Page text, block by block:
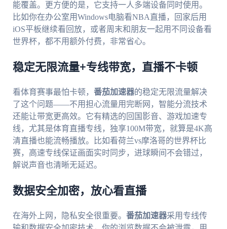
能覆盖。更方便的是，它支持一人多端设备同时使用。
比如你在办公室用Windows电脑看NBA直播，回家后用
iOS平板继续看回放，或者周末和朋友一起用不同设备看
世界杯，都不用额外付费，非常省心。
稳定无限流量+专线带宽，直播不卡顿
看体育赛事最怕卡顿， 番茄加速器的稳定无限流量解决
了这个问题——不用担心流量用完断网，智能分流技术
还能让带宽更高效。它有精选的回国影音、游戏加速专
线，尤其是体育直播专线，独享100M带宽，就算是4K高
清直播也能流畅播放。比如看荷兰vs摩洛哥的世界杯比
赛，高速专线保证画面实时同步，进球瞬间不会错过，
解说声音也清晰无延迟。
数据安全加密，放心看直播
在海外上网，隐私安全很重要。 番茄加速器采用专线传